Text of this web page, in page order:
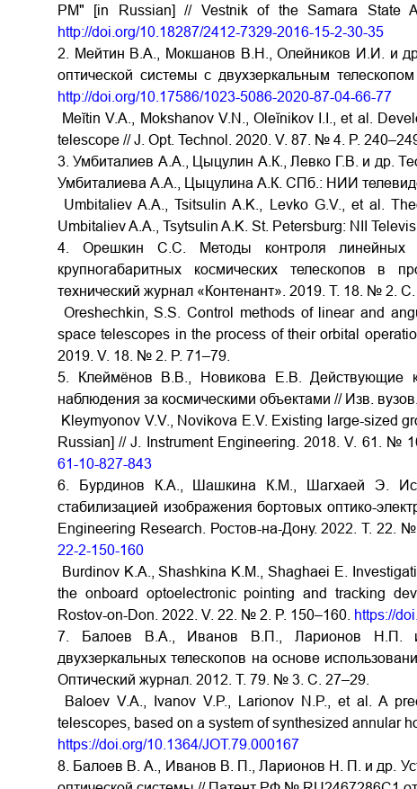
PM" [in Russian] // Vestnik of the Samara State
http://doi.org/10.18287/2412-7329-2016-15-2-30-35
2. Мейтин В.А., Мокшанов В.Н., Олейников И.И. и др.
оптической системы с двухзеркальным
http://doi.org/10.17586/1023-5086-2020-87-04-66-77
Meĭtin V.A., Mokshanov V.N., Oleĭnikov I.I., et al.
telescope // J. Opt. Technol. 2020. V. 87. № 4. P.
3. Умбиталиев А.А., Цыцулин А.К., Левко Г.В. и др.
Умбиталиева А.А., Цыцулина А.К. СПб.: НИИ
Umbitaliev A.A., Tsitsulin A.K., Levko G.V., et al.
Umbitaliev A.A., Tsytsulin A.K. St. Petersburg: NII
4. Орешкин С.С. Методы контроля линейных
крупногабаритных космических телескопов в
технический журнал «Контенант». 2019. Т. 18. № 2. С.
Oreshechkin, S.S. Control methods of linear and
space telescopes in the process of their orbital
2019. V. 18. № 2. P. 71–79.
5. Клеймёнов В.В., Новикова Е.В. Действующие
наблюдения за космическими объектами // Изв.
Kleymyonov V.V., Novikova E.V. Existing large-sized
Russian] // J. Instrument Engineering. 2018. V. 61. №
61-10-827-843
6. Бурдинов К.А., Шашкина К.М., Шагхаей Э.
стабилизацией изображения бортовых оптико-
Engineering Research. Ростов-на-Дону. 2022. Т. 22.
22-2-150-160
Burdinov K.A., Shashkina K.M., Shaghaei E.
the onboard optoelectronic pointing and tracking
Rostov-on-Don. 2022. V. 22. № 2. P. 150–160. https://
7. Балоев В.А., Иванов В.П., Ларионов Н.П. и
двухзеркальных телескопов на основе
Оптический журнал. 2012. Т. 79. № 3. С. 27–29.
Baloev V.A., Ivanov V.P., Larionov N.P., et al. A
telescopes, based on a system of synthesized annular
https://doi.org/10.1364/JOT.79.000167
8. Балоев В. А., Иванов В. П., Ларионов Н. П. и др.